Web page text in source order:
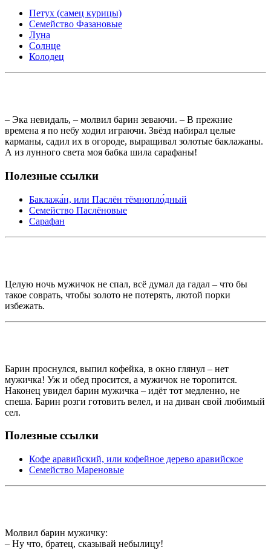
Петух (самец курицы)
Семейство Фазановые
Луна
Солнце
Колодец
– Эка невидаль, – молвил барин зеваючи. – В прежние
времена я по небу ходил играючи. Звёзд набирал целые
карманы, садил их в огороде, выращивал золотые баклажаны.
А из лунного света моя бабка шила сарафаны!
Полезные ссылки
Баклажа́н, или Паслён тёмнопло́дный
Семейство Паслёновые
Сарафан
Целую ночь мужичок не спал, всё думал да гадал – что бы
такое соврать, чтобы золото не потерять, лютой порки
избежать.
Барин проснулся, выпил кофейка, в окно глянул – нет
мужичка! Уж и обед просится, а мужичок не торопится.
Наконец увидел барин мужичка – идёт тот медленно, не
спеша. Барин розги готовить велел, и на диван свой любимый
сел.
Полезные ссылки
Кофе аравийский, или кофейное дерево аравийское
Семейство Мареновые
Молвил барин мужичку:
– Ну что, братец, сказывай небылицу!